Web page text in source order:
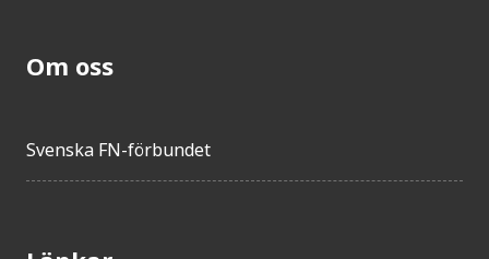
Om oss
Svenska FN-förbundet